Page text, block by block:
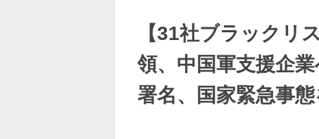
【31社ブラックリ
領、中国軍支援企
署名、国家緊急事